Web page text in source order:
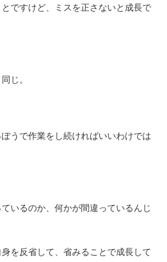
ですけど、ミスを正さないと成長で
じ。
うで作業をし続ければいいわけでは
いるのか、何かが間違っているんじ
を反省して、省みることで成長して